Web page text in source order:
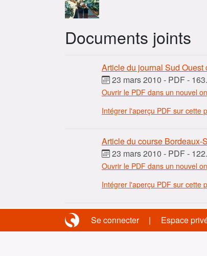
Documents joints
Article du journal Sud
23 mars 2010 - PDF-
Ouvrir le PDF dans un nouvel
Intégrer l'aperçu PDF sur cette
Article du course Bordeaux-
23 mars 2010 - PDF-
Ouvrir le PDF dans un nouvel
Intégrer l'aperçu PDF sur cette
Se connecter Espace